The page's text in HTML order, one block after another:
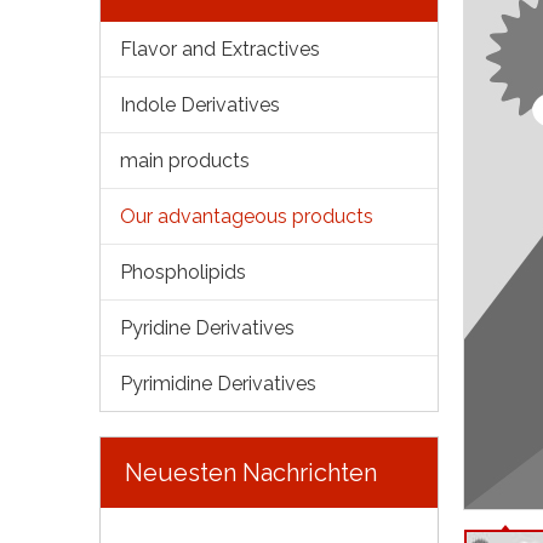
Flavor and Extractives
Indole Derivatives
main products
Our advantageous products
Phospholipids
Pyridine Derivatives
Pyrimidine Derivatives
Neuesten Nachrichten